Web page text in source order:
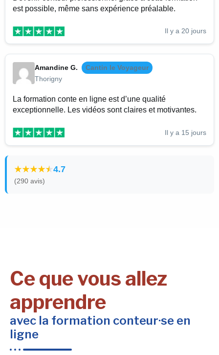
est possible, même sans expérience préalable.
Il y a 20 jours
Amandine G.
Cantin le Voyageur
Thorigny
La formation conte en ligne est d’une qualité
exceptionnelle. Les vidéos sont claires et motivantes.
Il y a 15 jours
4.7
(290 avis)
Ce que vous allez
apprendre
avec la formation conteur·se en
ligne